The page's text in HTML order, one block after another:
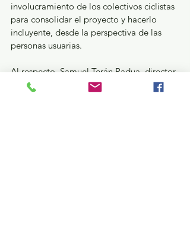
involucramiento de los colectivos ciclistas
para consolidar el proyecto y hacerlo
incluyente, desde la perspectiva de las
personas usuarias.
Al respecto, Samuel Terán Padua, director
logístico del Foro Mundial de la Bicicleta